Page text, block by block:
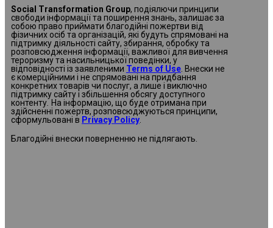
Social Transformation Group, подіялючи принципи
свободи інформації та поширення знань, залишає за
собою право приймати благодійні пожертви від
фізичних осіб та організацій, які будуть спрямовані на
підтримку діяльності сайту, збирання, обробку та
розповсюдження інформації, важливої для вивчення
тероризму та насильницької поведінки, у
відповідності із заявленими Terms of Use. Внески не
є комерційними і не спрямовані на придбання
конкретних товарів чи послуг, а лише і виключно
підтримку сайту і збільшення обсягу доступного
контенту. На інформацію, що буде отримана при
здійсненні пожертв, розповсюджуються принципи,
сформульовані в Privacy Policy.
Благодійні внески поверненню не підлягають.